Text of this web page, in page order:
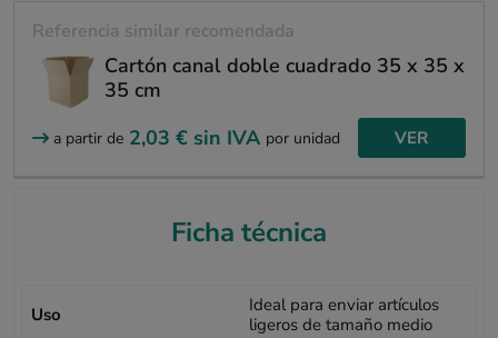
Referencia similar recomendada
Cartón canal doble cuadrado 35 x 35 x
35 cm
a partir de 2,03 € sin IVA por unidad VER
Ficha técnica
Uso
Ideal para enviar artículos
ligeros de tamaño medio